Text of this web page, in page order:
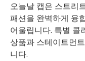
오늘날 캡은 스트리
패션을 완벽하게 융
어울립니다. 특별 콜
상품과 스테이트먼
니다.